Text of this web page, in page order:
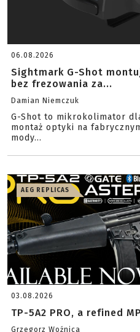
06.08.2026
Sightmark G-Shot
bez frezowania za...
Damian Niemczuk
G-Shot to mikrokolimator
montaż optyki na
mody...
AEG REPLICAS
03.08.2026
TP-5A2 PRO, a refined
Grzegorz Woźnica